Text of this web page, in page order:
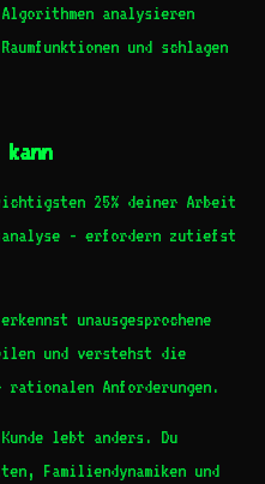
Algorithmen analysieren
und schlagen
25% deiner Arbeit
- erfordern zutiefst
unausgesprochene
und verstehst die
Anforderungen.
lebt anders. Du
Familiendynamiken und